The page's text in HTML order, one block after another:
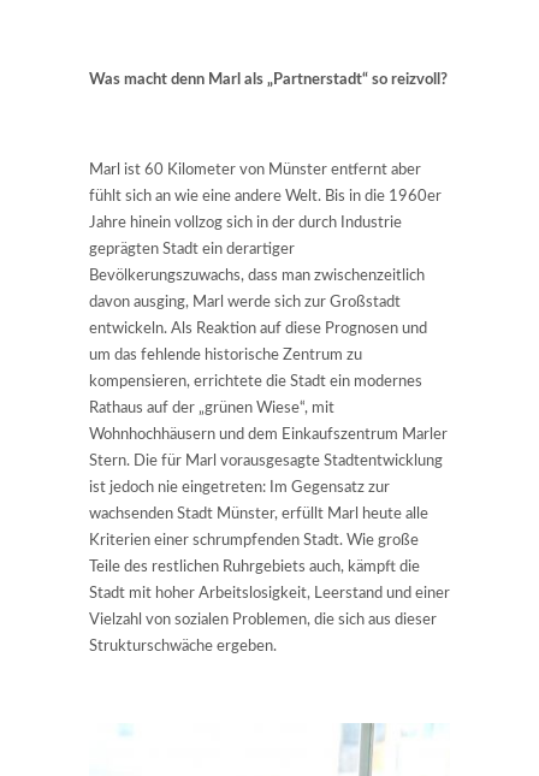
Was macht denn Marl als „Partnerstadt“ so reizvoll?
Marl ist 60 Kilometer von Münster entfernt aber
fühlt sich an wie eine andere Welt. Bis in die 1960er
Jahre hinein vollzog sich in der durch Industrie
geprägten Stadt ein derartiger
Bevölkerungszuwachs, dass man zwischenzeitlich
davon ausging, Marl werde sich zur Großstadt
entwickeln. Als Reaktion auf diese Prognosen und
um das fehlende historische Zentrum zu
kompensieren, errichtete die Stadt ein modernes
Rathaus auf der „grünen Wiese“, mit
Wohnhochhäusern und dem Einkaufszentrum Marler
Stern. Die für Marl vorausgesagte Stadtentwicklung
ist jedoch nie eingetreten: Im Gegensatz zur
wachsenden Stadt Münster, erfüllt Marl heute alle
Kriterien einer schrumpfenden Stadt. Wie große
Teile des restlichen Ruhrgebiets auch, kämpft die
Stadt mit hoher Arbeitslosigkeit, Leerstand und einer
Vielzahl von sozialen Problemen, die sich aus dieser
Strukturschwäche ergeben.